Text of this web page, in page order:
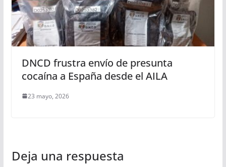
DNCD frustra envío de presunta
cocaína a España desde el AILA
23 mayo, 2026
Deja una respuesta